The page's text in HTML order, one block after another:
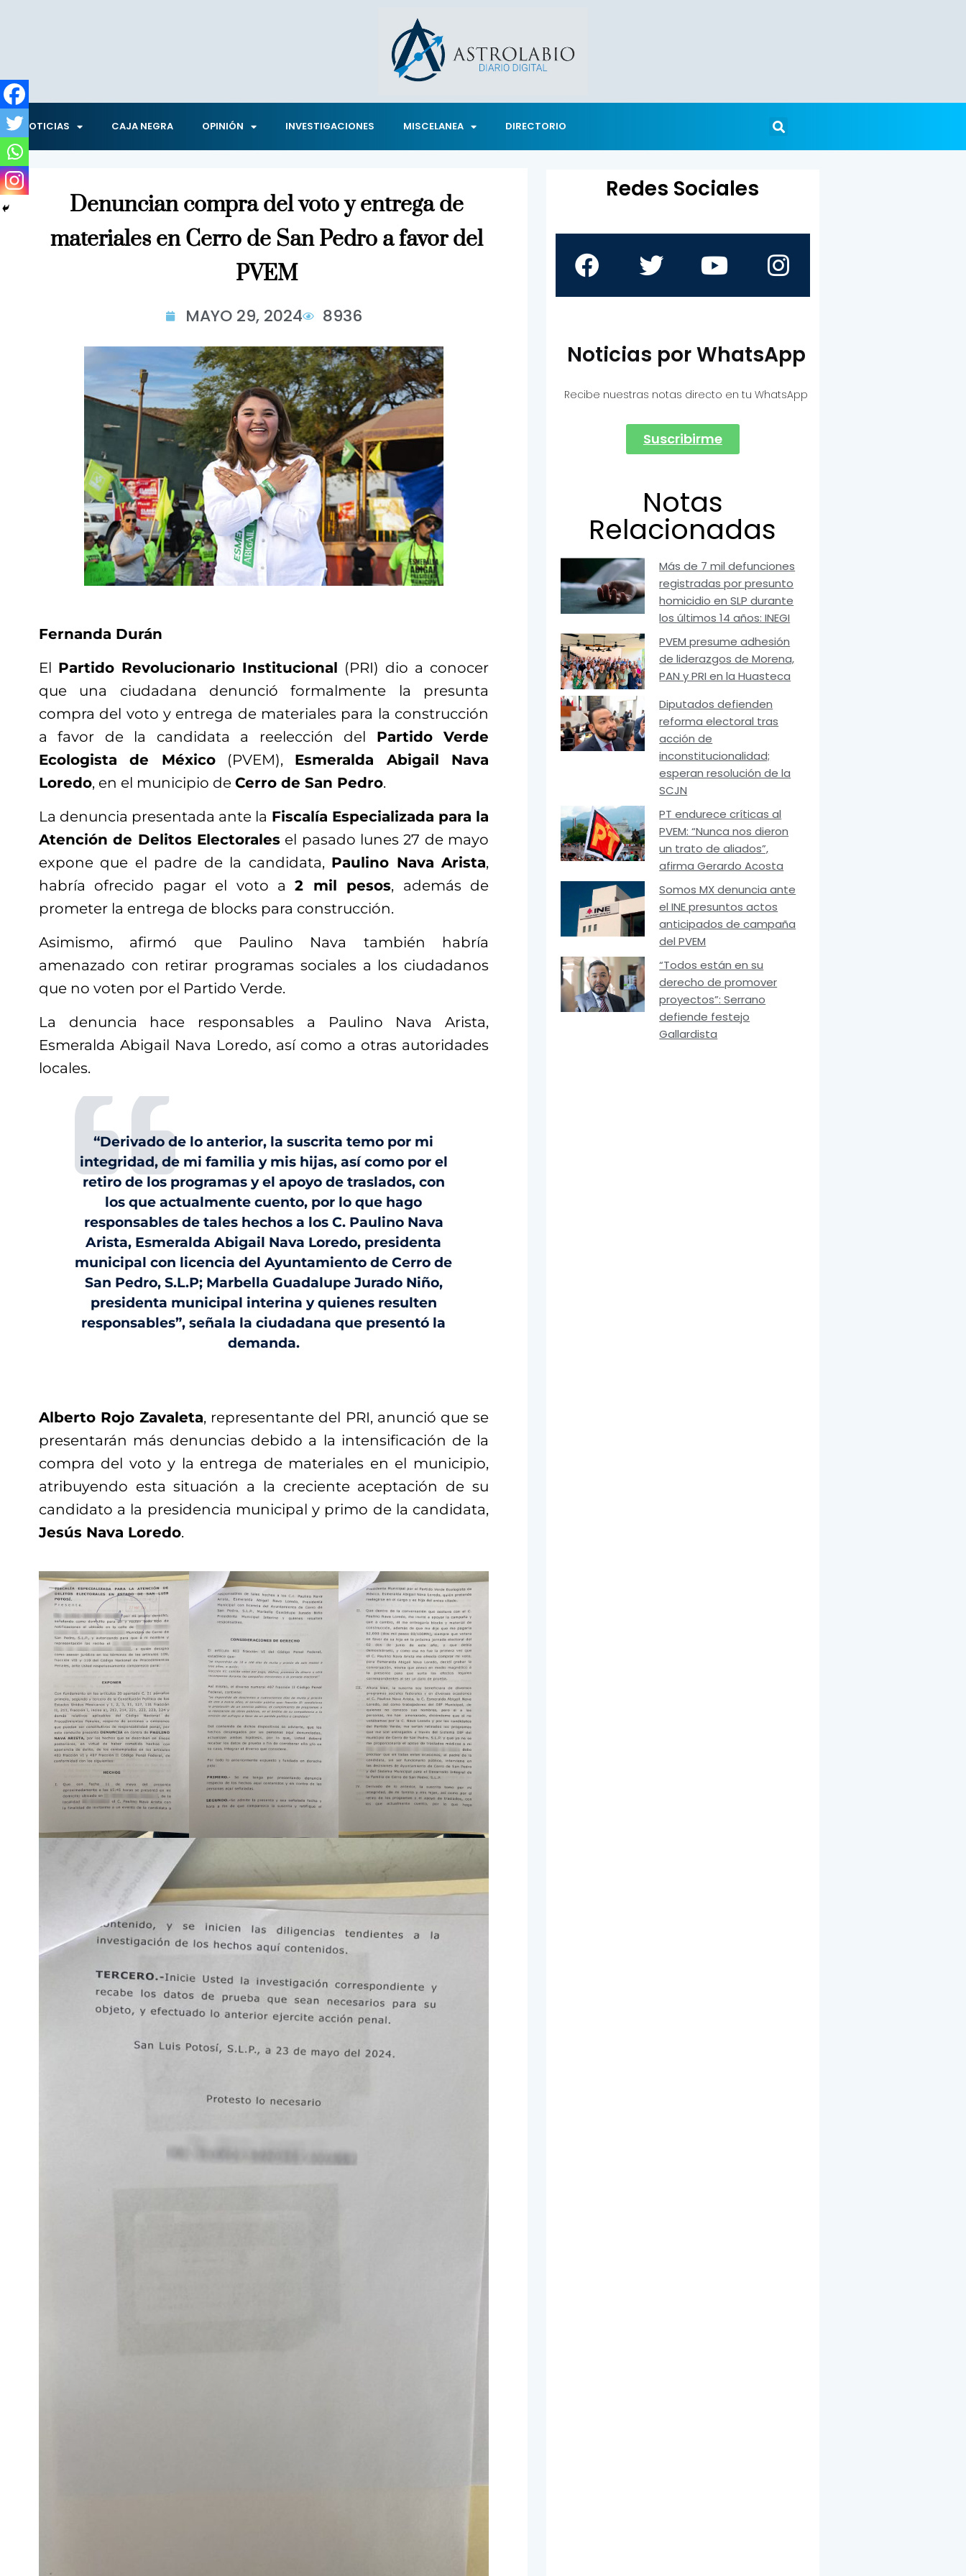
NOTICIAS CAJA NEGRA OPINIÓN INVESTIGACIONES MISCELANEA DIRECTORIO
Denuncian compra del voto y entrega de
materiales en Cerro de San Pedro a favor del
PVEM
MAYO 29, 2024 8936
Fernanda Durán
El Partido Revolucionario Institucional (PRI) dio a conocer
que una ciudadana denunció formalmente la presunta
compra del voto y entrega de materiales para la construcción
a favor de la candidata a reelección del Partido Verde
Ecologista de México(PVEM), Esmeralda Abigail Nava
Loredo, en el municipio de Cerro de San Pedro.
La denuncia presentada ante la Fiscalía Especializada para la
Atención de Delitos Electorales el pasado lunes 27 de mayo
expone que el padre de la candidata, Paulino Nava Arista,
habría ofrecido pagar el voto a2 mil pesos, además de
prometer la entrega de blocks para construcción.
Asimismo, afirmó que Paulino Nava también habría
amenazado con retirar programas sociales a los ciudadanos
que no voten por el Partido Verde.
La denuncia hace responsables a Paulino Nava Arista,
Esmeralda Abigail Nava Loredo, así como a otras autoridades
locales.
“Derivado de lo anterior, la suscrita temo por mi
integridad, de mi familia y mis hijas, así como por el
retiro de los programas y el apoyo de traslados, con
los que actualmente cuento, por lo que hago
responsables de tales hechos a los C. Paulino Nava
Arista, Esmeralda Abigail Nava Loredo, presidenta
municipal con licencia del Ayuntamiento de Cerro de
San Pedro, S.L.P; Marbella Guadalupe Jurado Niño,
presidenta municipal interina y quienes resulten
responsables”, señala la ciudadana que presentó la
demanda.
Alberto Rojo Zavaleta, representante del PRI, anunció que se
presentarán más denuncias debido a la intensificación de la
compra del voto y la entrega de materiales en el municipio,
atribuyendo esta situación a la creciente aceptación de su
candidato a la presidencia municipal y primo de la candidata,
Jesús Nava Loredo.
Redes Sociales
Noticias por WhatsApp
Recibe nuestras notas directo en tu WhatsApp
Suscribirme
Notas
Relacionadas
Más de 7 mil defunciones
registradas por presunto
homicidio en SLP durante
los últimos 14 años: INEGI
PVEM presume adhesión
de liderazgos de Morena,
PAN y PRI en la Huasteca
Diputados defienden
reforma electoral tras
acción de
inconstitucionalidad;
esperan resolución de la
SCJN
PT endurece críticas al
PVEM: “Nunca nos dieron
un trato de aliados”,
afirma Gerardo Acosta
Somos MX denuncia ante
el INE presuntos actos
anticipados de campaña
del PVEM
“Todos están en su
derecho de promover
proyectos”: Serrano
defiende festejo
Gallardista